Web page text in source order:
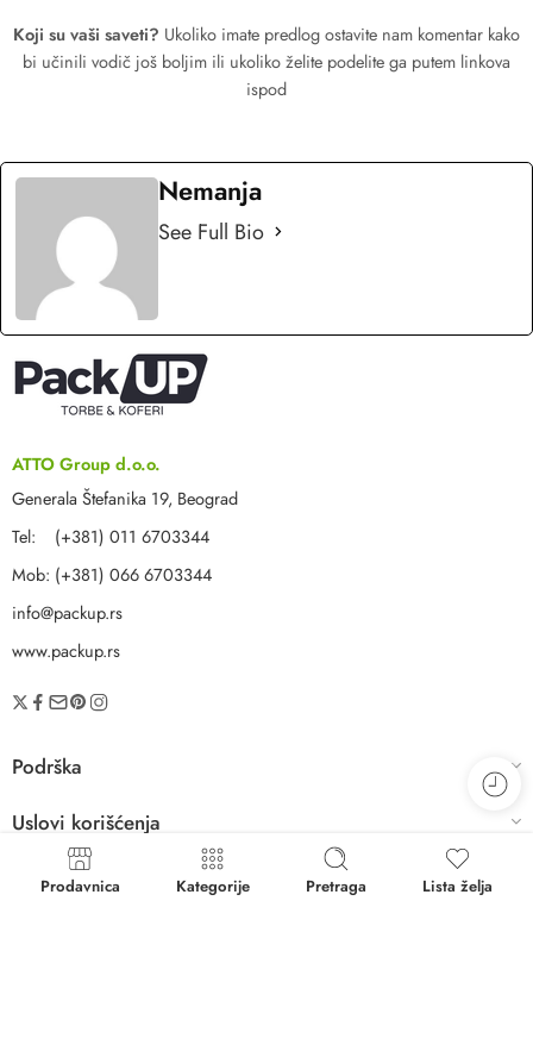
Koji su vaši saveti? Ukoliko imate predlog ostavite nam komentar kako
bi učinili vodič još boljim ili ukoliko želite podelite ga putem linkova
ispod
Nemanja
See Full Bio
ATTO Group d.o.o.
Generala Štefanika 19, Beograd
Tel: (+381) 011 6703344
Mob: (+381) 066 6703344
info@packup.rs
www.packup.rs
Podrška
Uslovi korišćenja
Informacije
Prodavnica Kategorije Pretraga Lista želja